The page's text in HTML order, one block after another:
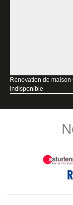
Rénovation de maison
indisponible